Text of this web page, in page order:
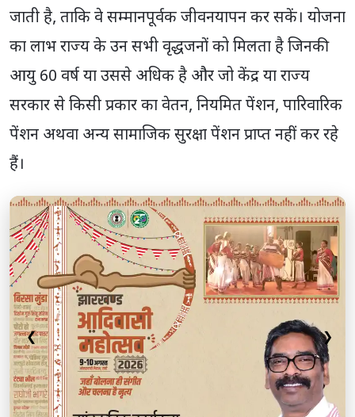
जाती है, ताकि वे सम्मानपूर्वक जीवनयापन कर सकें। योजना
का लाभ राज्य के उन सभी वृद्धजनों को मिलता है जिनकी
आयु 60 वर्ष या उससे अधिक है और जो केंद्र या राज्य
सरकार से किसी प्रकार का वेतन, नियमित पेंशन, पारिवारिक
पेंशन अथवा अन्य सामाजिक सुरक्षा पेंशन प्राप्त नहीं कर रहे
हैं।
❮ ❯